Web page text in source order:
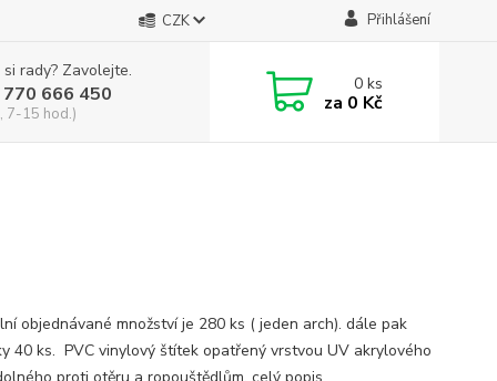
CZK Přihlášení
rady? Zavolejte.
666 450
7-15 hod.)
0ks
za 0 Kč
objednávané množství je 280 ks ( jeden arch). dále pak
40 ks. PVC vinylový štítek opatřený vrstvou UV akrylového